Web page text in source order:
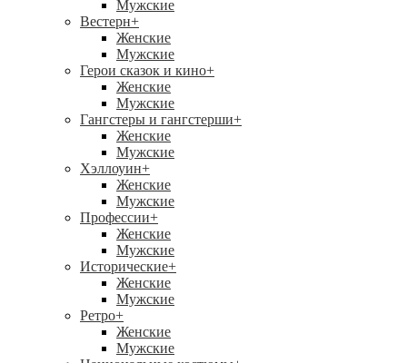
Мужские
Вестерн+
Женские
Мужские
Герои сказок и кино+
Женские
Мужские
Гангстеры и гангстерши+
Женские
Мужские
Хэллоуин+
Женские
Мужские
Профессии+
Женские
Мужские
Исторические+
Женские
Мужские
Ретро+
Женские
Мужские